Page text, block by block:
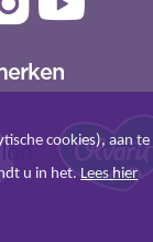
cookies), aan te
u in het.Lees hier